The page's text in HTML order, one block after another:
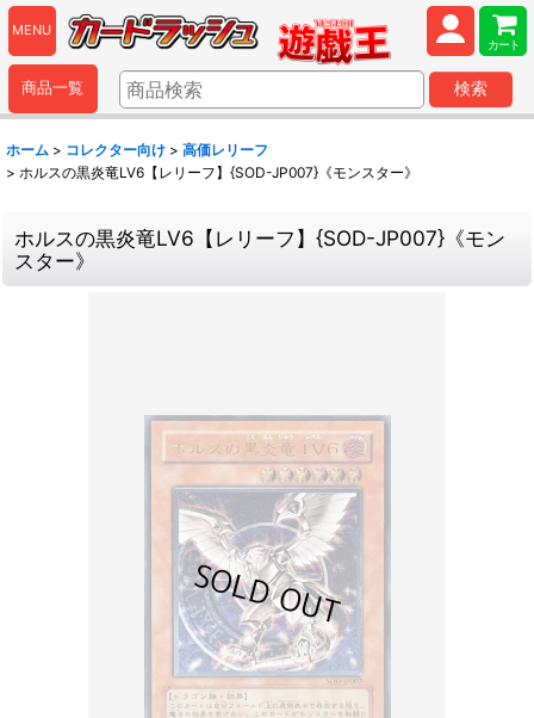
MENU
カート
商品一覧 検索
ホーム > コレクター向け > 高価レリーフ
> ホルスの黒炎竜LV6【レリーフ】{SOD-JP007}《モンスター》
ホルスの黒炎竜LV6【レリーフ】{SOD-JP007}《モン
スター》